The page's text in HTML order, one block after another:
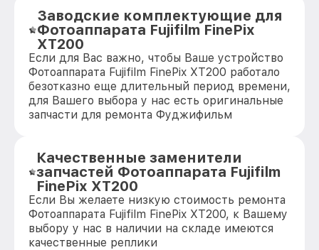
Заводские комплектующие для
Фотоаппарата Fujifilm FinePix
XT200
Если для Вас важно, чтобы Ваше устройство
Фотоаппарата Fujifilm FinePix XT200 работало
безотказно еще длительный период времени,
для Вашего выбора у нас есть оригинальные
запчасти для ремонта Фуджифильм
Качественные заменители
запчастей Фотоаппарата Fujifilm
FinePix XT200
Если Вы желаете низкую стоимость ремонта
Фотоаппарата Fujifilm FinePix XT200, к Вашему
выбору у нас в наличии на складе имеются
качественные реплики